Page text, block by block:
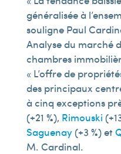
généralisée à
souligne Paul
Analyse du marché
chambres
« L’offre de
des principaux
à cinq exceptions
(+21 %), Rimouski
Saguenay(+3 %) et
M. Cardinal.